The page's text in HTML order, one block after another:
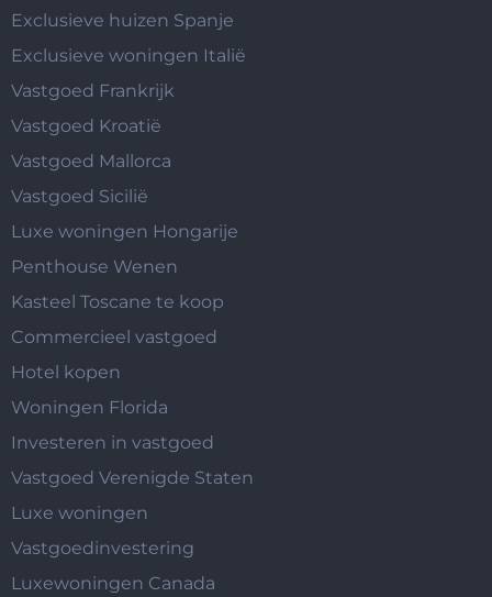
Exclusieve huizen Spanje
Exclusieve woningen Italië
Vastgoed Frankrijk
Vastgoed Kroatië
Vastgoed Mallorca
Vastgoed Sicilië
Luxe woningen Hongarije
Penthouse Wenen
Kasteel Toscane te koop
Commercieel vastgoed
Hotel kopen
Woningen Florida
Investeren in vastgoed
Vastgoed Verenigde Staten
Luxe woningen
Vastgoedinvestering
Luxewoningen Canada